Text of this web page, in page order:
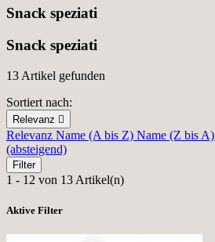
Snack speziati
Snack speziati
13 Artikel gefunden
Sortiert nach:
Relevanz 
Relevanz Name (A bis Z) Name (Z bis A)
(absteigend)
Filter
1 - 12 von 13 Artikel(n)
Aktive Filter